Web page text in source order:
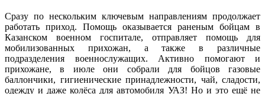
Сразу по нескольким ключевым направлениям продолжает
работать приход. Помощь оказывается раненым бойцам в
Казанском военном госпитале, отправляет помощь для
мобилизованных прихожан, а также в различные
подразделения военнослужащих. Активно помогают и
прихожане, в июле они собрали для бойцов газовые
баллончики, гигиенические принадлежности, чай, сладости,
одежду и даже колёса для автомобиля УАЗ! Но и это ещё не